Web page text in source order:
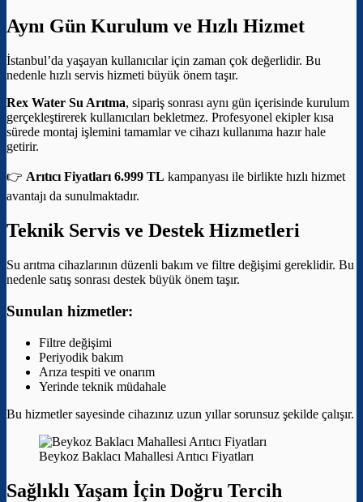
Aynı Gün Kurulum ve Hızlı Hizmet
İstanbul’da yaşayan kullanıcılar için zaman çok değerlidir. Bu
nedenle hızlı servis hizmeti büyük önem taşır.
Rex Water Su Arıtma, sipariş sonrası aynı gün içerisinde kurulum
gerçekleştirerek kullanıcıları bekletmez. Profesyonel ekipler kısa
sürede montaj işlemini tamamlar ve cihazı kullanıma hazır hale
getirir.
👉 Arıtıcı Fiyatları 6.999 TL kampanyası ile birlikte hızlı hizmet
avantajı da sunulmaktadır.
Teknik Servis ve Destek Hizmetleri
Su arıtma cihazlarının düzenli bakım ve filtre değişimi gereklidir. Bu
nedenle satış sonrası destek büyük önem taşır.
Sunulan hizmetler:
Filtre değişimi
Periyodik bakım
Arıza tespiti ve onarım
Yerinde teknik müdahale
Bu hizmetler sayesinde cihazınız uzun yıllar sorunsuz şekilde çalışır.
Beykoz Baklacı Mahallesi Arıtıcı Fiyatları
Sağlıklı Yaşam İçin Doğru Tercih